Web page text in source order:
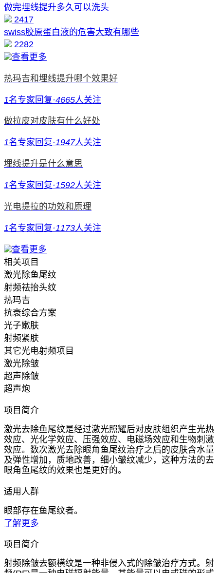
做完埋线提升多久可以洗头
2417
swiss胶原蛋白液的危害大致有哪些
2282
查看更多
热玛吉和埋线提升哪个效果好
1名专家回复·4665人关注
做拉皮对皮肤有什么好处
1名专家回复 ·1947人关注
埋线提升是什么意思
1名专家回复 ·1592人关注
光电提拉的功效和原理
1名专家回复 ·1173人关注
查看更多
相关项目
激光除鱼尾纹
射频祛抬头纹
热玛吉
抗衰综合方案
光子嫩肤
射频紧肤
其它光电射频项目
激光除皱
超声除皱
超声炮
项目简介
激光去除鱼尾纹是经过激光照耀后对皮肤组织产生光热
效应、光化学效应、压强效应、电磁场效应和生物刺激
效应。数次激光去除眼角鱼尾纹治疗之后的皮肤含水量
及弹性增加，质地改善，细小皱纹减少，这种方法的去
眼角鱼尾纹的效果也是更好的。
适用人群
眼部存在鱼尾纹者。
了解更多
项目简介
射频除皱去额横纹是一种非侵入式的除皱治疗方式。射